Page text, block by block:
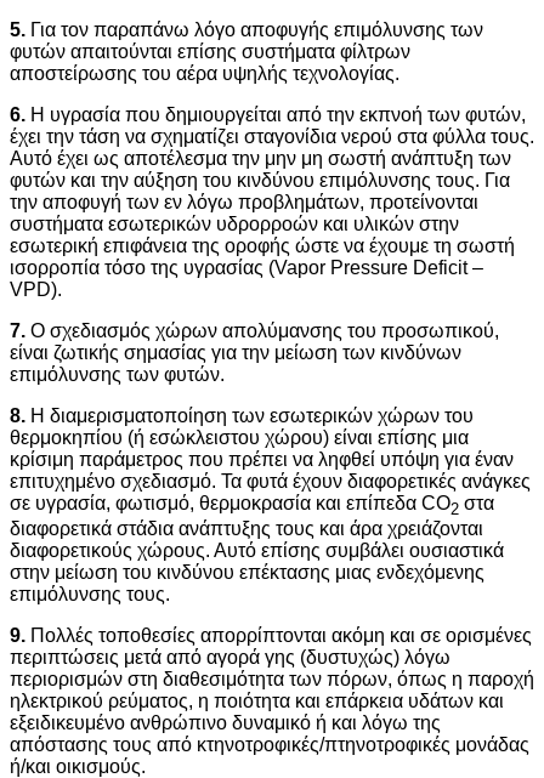
5. Για τον παραπάνω λόγο αποφυγής επιμόλυνσης των
φυτών απαιτούνται επίσης συστήματα φίλτρων
αποστείρωσης του αέρα υψηλής τεχνολογίας.
6. Η υγρασία που δημιουργείται από την εκπνοή των φυτών,
έχει την τάση να σχηματίζει σταγονίδια νερού στα φύλλα τους.
Αυτό έχει ως αποτέλεσμα την μην μη σωστή ανάπτυξη των
φυτών και την αύξηση του κινδύνου επιμόλυνσης τους. Για
την αποφυγή των εν λόγω προβλημάτων, προτείνονται
συστήματα εσωτερικών υδρορροών και υλικών στην
εσωτερική επιφάνεια της οροφής ώστε να έχουμε τη σωστή
ισορροπία τόσο της υγρασίας (Vapor Pressure Deficit –
VPD).
7. Ο σχεδιασμός χώρων απολύμανσης του προσωπικού,
είναι ζωτικής σημασίας για την μείωση των κινδύνων
επιμόλυνσης των φυτών.
8. Η διαμερισματοποίηση των εσωτερικών χώρων του
θερμοκηπίου (ή εσώκλειστου χώρου) είναι επίσης μια
κρίσιμη παράμετρος που πρέπει να ληφθεί υπόψη για έναν
επιτυχημένο σχεδιασμό. Τα φυτά έχουν διαφορετικές ανάγκες
σε υγρασία, φωτισμό, θερμοκρασία και επίπεδα CO2 στα
διαφορετικά στάδια ανάπτυξης τους και άρα χρειάζονται
διαφορετικούς χώρους. Αυτό επίσης συμβάλει ουσιαστικά
στην μείωση του κινδύνου επέκτασης μιας ενδεχόμενης
επιμόλυνσης τους.
9. Πολλές τοποθεσίες απορρίπτονται ακόμη και σε ορισμένες
περιπτώσεις μετά από αγορά γης (δυστυχώς) λόγω
περιορισμών στη διαθεσιμότητα των πόρων, όπως η παροχή
ηλεκτρικού ρεύματος, η ποιότητα και επάρκεια υδάτων και
εξειδικευμένο ανθρώπινο δυναμικό ή και λόγω της
απόστασης τους από κτηνοτροφικές/πτηνοτροφικές μονάδας
ή/και οικισμούς.